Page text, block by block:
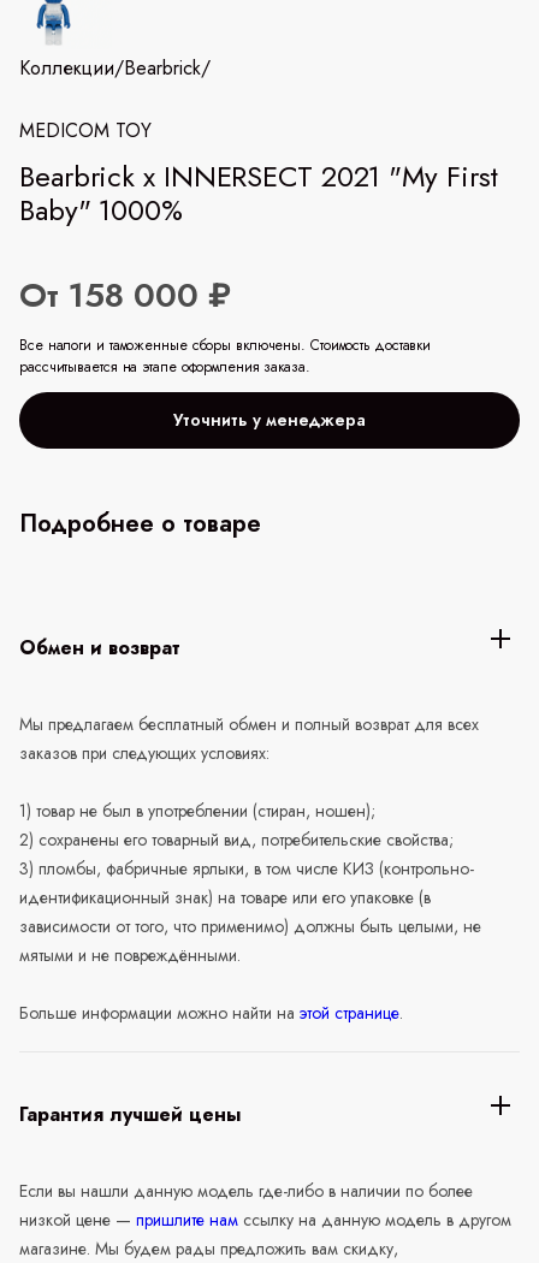
Коллекции/Bearbrick/
MEDICOM TOY
Bearbrick x INNERSECT 2021 "My First
Baby" 1000%
От 158 000 ₽
Все налоги и таможенные сборы включены. Стоимость доставки
рассчитывается на этапе оформления заказа.
Уточнить у менеджера
Подробнее о товаре
Обмен и возврат
Мы предлагаем бесплатный обмен и полный возврат для всех
заказов при следующих условиях:
1) товар не был в употреблении (стиран, ношен);
2) сохранены его товарный вид, потребительские свойства;
3) пломбы, фабричные ярлыки, в том числе КИЗ (контрольно-
идентификационный знак) на товаре или его упаковке (в
зависимости от того, что применимо) должны быть целыми, не
мятыми и не повреждёнными.
Больше информации можно найти на этой странице.
Гарантия лучшей цены
Если вы нашли данную модель где-либо в наличии по более
низкой цене — пришлите нам ссылку на данную модель в другом
магазине. Мы будем рады предложить вам скидку,